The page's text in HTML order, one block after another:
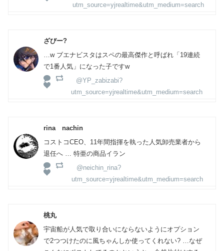
utm_source=yjrealtime&utm_medium=search
ざびー?
…w ブエナビスタはスペの最高傑作と呼ばれ「19連続
で1番人気」になった子ですw
@YP_zabizabi?
utm_source=yjrealtime&utm_medium=search
rina nachin
コストコCEO、11年間指揮を執った人気卸売業者から
退任へ … 特亜の商品イラン
@neichin_rina?
utm_source=yjrealtime&utm_medium=search
桃丸
宇宙船が人気で取り合いにならないようにオプション
で2つつけたのに風ちゃんしか使ってくれない? …なぜ